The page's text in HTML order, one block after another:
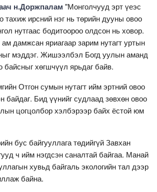
н.Доржпалам"Монголчууд эрт үеэс
тахиж ирсний нэг нь төрийн дууны овоо
нутгаас бодитоороо олдсон нь ховор.
ам дамжсан яриагаар зарим нутагт уртын
мэддэг. Жишээлбэл Богд уулын аманд
хөгшчүүл ярьдаг байв.
Отгон сумын нутагт ийм эртний овоо
байдаг. Бид үүнийг судлаад зөвхөн овоо
цогцолбор хэлбэрээр байх ёстой юм
бус байгууллага төдийгүй Завхан
ч ийм нэгдсэн саналтай байгаа. Манай
хувьд байгаль экологийн тал дээр
байна.